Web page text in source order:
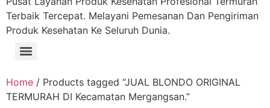
Terbaik Tercepat. Melayani Pemesanan Dan Pengiriman
Produk Kesehatan Ke Seluruh Dunia.
Home / Products tagged “JUAL BLONDO ORIGINAL
TERMURAH DI Kecamatan Mergangsan.”